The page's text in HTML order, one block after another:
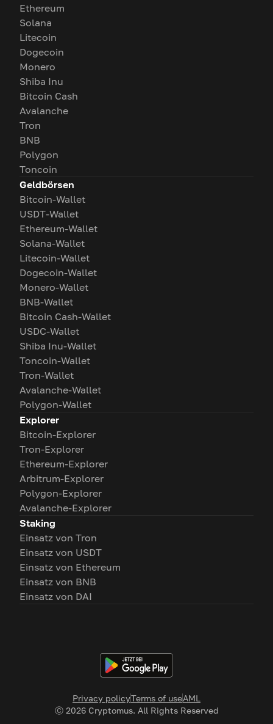
Privacy policyTerms of useAML
Ⓒ 2026Cryptomus. All Rights Reserved
Ethereum
Solana
Litecoin
Dogecoin
Monero
Shiba Inu
Bitcoin Cash
Avalanche
Tron
BNB
Polygon
Toncoin
Geldbörsen
Bitcoin-Wallet
USDT-Wallet
Ethereum-Wallet
Solana-Wallet
Litecoin-Wallet
Dogecoin-Wallet
Monero-Wallet
BNB-Wallet
Bitcoin Cash-Wallet
USDC-Wallet
Shiba Inu-Wallet
Toncoin-Wallet
Tron-Wallet
Avalanche-Wallet
Polygon-Wallet
Explorer
Bitcoin-Explorer
Tron-Explorer
Ethereum-Explorer
Arbitrum-Explorer
Polygon-Explorer
Avalanche-Explorer
Staking
Einsatz von Tron
Einsatz von USDT
Einsatz von Ethereum
Einsatz von BNB
Einsatz von DAI